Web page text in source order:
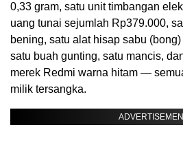
0,33 gram, satu unit timbangan
uang tunai sejumlah Rp379.000,
bening, satu alat hisap sabu
satu buah gunting, satu mancis,
merek Redmi warna hitam —
milik tersangka.